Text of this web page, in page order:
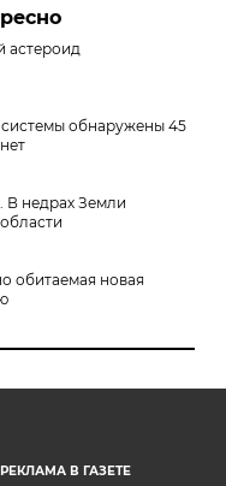
астероид
обнаружены 45
В недрах Земли
обитаемая новая
РЕКЛАМА В ГАЗЕТЕ